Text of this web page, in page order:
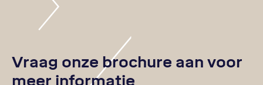
Vraag onze brochure aan voor
meer informatie